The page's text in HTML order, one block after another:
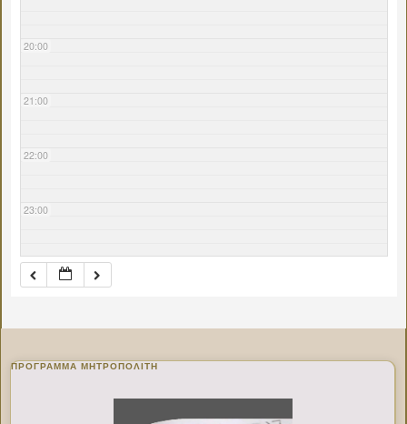
20:00
21:00
22:00
23:00
ΠΡΌΓΡΑΜΜΑ ΜΗΤΡΟΠΟΛΊΤΗ